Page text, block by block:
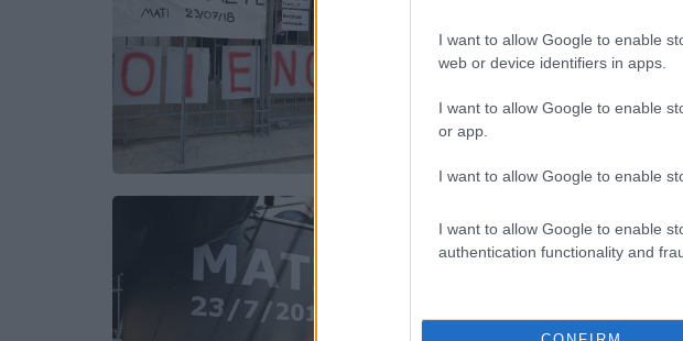
I want to allow Google to enable
web or device identifiers in apps.
I want to allow Google to enable
or app.
I want to allow Google to enable
I want to allow Google to enable
authentication functionality and
Ένοχοι 10
Ελλάδα|
της δίκης